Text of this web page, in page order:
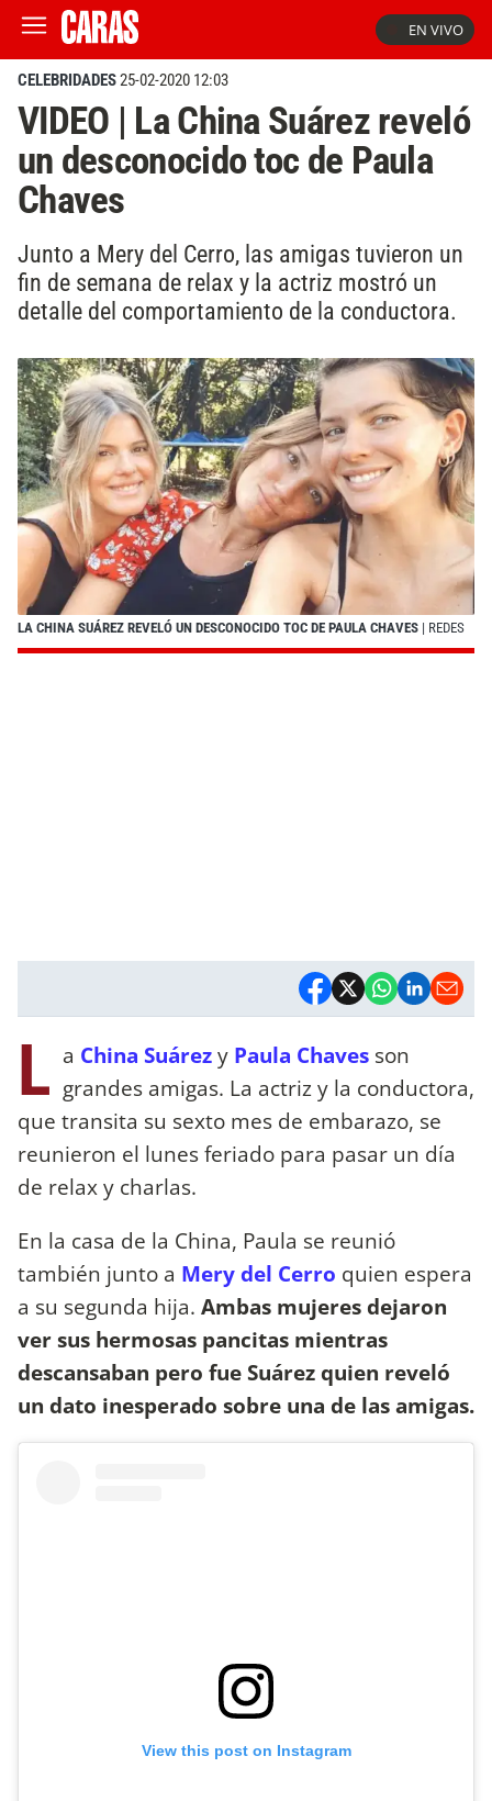
EN VIVO
CELEBRIDADES25-02-2020 12:03
VIDEO | La China Suárez reveló
un desconocido toc de Paula
Chaves
Junto a Mery del Cerro, las amigas tuvieron un
fin de semana de relax y la actriz mostró un
detalle del comportamiento de la conductora.
LA CHINA SUÁREZ REVELÓ UN DESCONOCIDO TOC DE PAULA CHAVES | REDES
L a China Suárezy Paula Chaves son
grandes amigas. La actriz y la conductora,
que transita su sexto mes de embarazo, se
reunieron el lunes feriado para pasar un día
de relax y charlas.
En la casa de la China, Paula se reunió
también junto a Mery del Cerro quien espera
a su segunda hija. Ambas mujeres dejaron
ver sus hermosas pancitas mientras
descansaban pero fue Suárez quien reveló
un dato inesperado sobre una de las amigas.
View this post on Instagram